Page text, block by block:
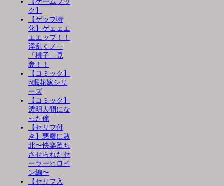
【ゲームブッ
ク】
【ゲップ特
化】ゲェェエ
エエップ！！
淫乱くノ一
「桃子」見
参！！
【コミック】
○眠花嫁シリ
ーズ
【コミック】
透明人間にな
った俺
【セリフ付
き】悪魔に敗
北〜快楽堕ち
させられたセ
ーラーヒロイ
ン編〜
【セリフ入